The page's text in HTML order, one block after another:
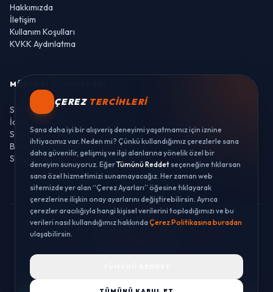
Hakkımızda
İletişim
Kullanım Koşulları
KVKK Aydınlatma
MÜŞTERI HIZMETLERI
Sipariş Takibi
İade ve Değişim
Sıkça Sorulan Sorular
Banka Hesaplarımız
Sipariş Takibi
© 2026 LUSTWAY. TÜM HAKLARI SAKLIDIR.
ÇEREZ TERCIHLERI
Sana daha iyi bir alışveriş deneyimi yaşatmamız için iznine
ihtiyacımız var. Neden mi? Çünkü kullandığımız çerezlerle sana
daha güvenilir, gelişmiş ve ilgi alanlarına yönelik özel bir
deneyim sunuyoruz. EğerTümünü Reddet seçeneğine tıklarsan
sana özel hizmetimizi sunamayacağız. Her zaman web
sitemizde yer alan “Çerez Ayarları” öğesine tıklayarak
çerezlerine ilişkin onay ayarlarını değiştirebilirsin. Ayrıca
çerezler aracılığıyla hangi kişisel verilerini topladığımızı ve bu
verileri nasıl kullandığımız hakkındaÇerez Politikasına buradan
ulaşabilirsin.